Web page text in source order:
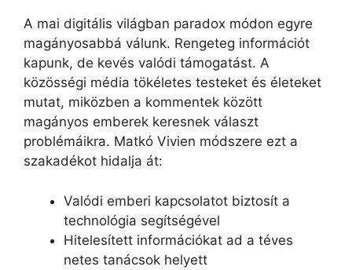
A mai digitális világban paradox módon egyre
magányosabbá válunk. Rengeteg információt
kapunk, de kevés valódi támogatást. A
közösségi média tökéletes testeket és életeket
mutat, miközben a kommentek között
magányos emberek keresnek választ
problémáikra. Matkó Vivien módszere ezt a
szakadékot hidalja át:
Valódi emberi kapcsolatot biztosít a
technológia segítségével
Hitelesített információkat ad a téves
netes tanácsok helyett